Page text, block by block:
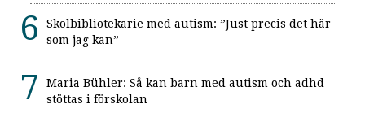
Skolbibliotekarie med autism: ”Just precis det här
som jag kan”
Maria Bühler: Så kan barn med autism och adhd
stöttas i förskolan